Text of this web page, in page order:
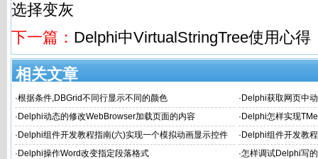
选择变灰
下一篇： Delphi中VirtualStringTree使用心得
相关文章
·根据条件,DBGrid不同行显示不同的颜色 · Delphi获取网页中
· Delphi动态的修改WebBrowser加载页面的内容 · Delphi怎样实现
· Delphi组件开发教程指南(六)实现一个模拟动画显示控件 · Delphi组件开发教
· Delphi操作Word改变指定段落格式 ·怎样调试Delphi写